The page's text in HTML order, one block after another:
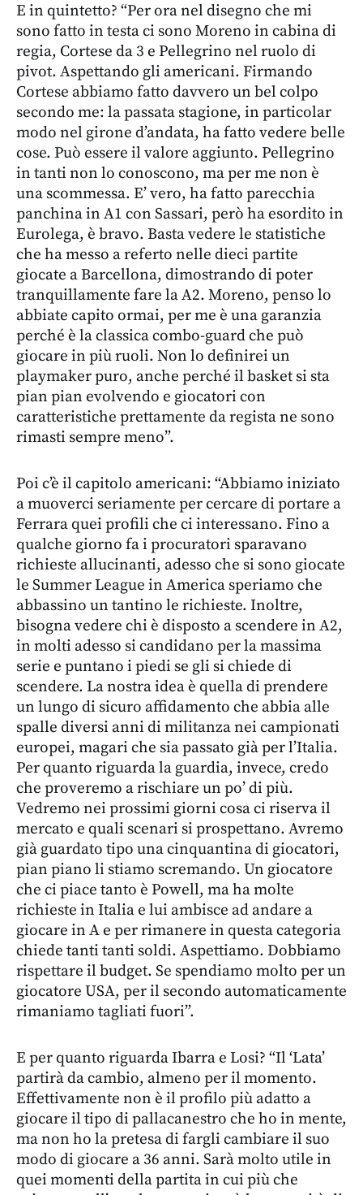
E in quintetto? “Per ora nel disegno che mi
sono fatto in testa ci sono Moreno in cabina di
regia, Cortese da 3 e Pellegrino nel ruolo di
pivot. Aspettando gli americani. Firmando
Cortese abbiamo fatto davvero un bel colpo
secondo me: la passata stagione, in particolar
modo nel girone d’andata, ha fatto vedere belle
cose. Può essere il valore aggiunto. Pellegrino
in tanti non lo conoscono, ma per me non è
una scommessa. E’ vero, ha fatto parecchia
panchina in A1 con Sassari, però ha esordito in
Eurolega, è bravo. Basta vedere le statistiche
che ha messo a referto nelle dieci partite
giocate a Barcellona, dimostrando di poter
tranquillamente fare la A2. Moreno, penso lo
abbiate capito ormai, per me è una garanzia
perché è la classica combo-guard che può
giocare in più ruoli. Non lo definirei un
playmaker puro, anche perché il basket si sta
pian pian evolvendo e giocatori con
caratteristiche prettamente da regista ne sono
rimasti sempre meno”.
Poi c’è il capitolo americani: “Abbiamo iniziato
a muoverci seriamente per cercare di portare a
Ferrara quei profili che ci interessano. Fino a
qualche giorno fa i procuratori sparavano
richieste allucinanti, adesso che si sono giocate
le Summer League in America speriamo che
abbassino un tantino le richieste. Inoltre,
bisogna vedere chi è disposto a scendere in A2,
in molti adesso si candidano per la massima
serie e puntano i piedi se gli si chiede di
scendere. La nostra idea è quella di prendere
un lungo di sicuro affidamento che abbia alle
spalle diversi anni di militanza nei campionati
europei, magari che sia passato già per l’Italia.
Per quanto riguarda la guardia, invece, credo
che proveremo a rischiare un po’ di più.
Vedremo nei prossimi giorni cosa ci riserva il
mercato e quali scenari si prospettano. Avremo
già guardato tipo una cinquantina di giocatori,
pian piano li stiamo scremando. Un giocatore
che ci piace tanto è Powell, ma ha molte
richieste in Italia e lui ambisce ad andare a
giocare in A e per rimanere in questa categoria
chiede tanti tanti soldi. Aspettiamo. Dobbiamo
rispettare il budget. Se spendiamo molto per un
giocatore USA, per il secondo automaticamente
rimaniamo tagliati fuori”.
E per quanto riguarda Ibarra e Losi? “Il ‘Lata’
partirà da cambio, almeno per il momento.
Effettivamente non è il profilo più adatto a
giocare il tipo di pallacanestro che ho in mente,
ma non ho la pretesa di fargli cambiare il suo
modo di giocare a 36 anni. Sarà molto utile in
quei momenti della partita in cui più che